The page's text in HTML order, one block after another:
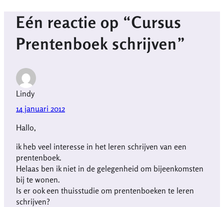
Eén reactie op “Cursus
Prentenboek schrijven”
Lindy
14 januari 2012
Hallo,
ik heb veel interesse in het leren schrijven van een
prentenboek.
Helaas ben ik niet in de gelegenheid om bijeenkomsten
bij te wonen.
Is er ook een thuisstudie om prentenboeken te leren
schrijven?